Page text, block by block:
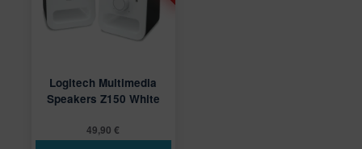
Logitech Multimedia
Speakers Z150 White
49,90€